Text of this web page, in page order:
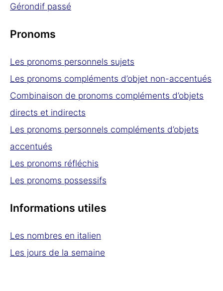
Gérondif passé
Pronoms
Les pronoms personnels sujets
Les pronoms compléments d’objet non-accentués
Combinaison de pronoms compléments d’objets
directs et indirects
Les pronoms personnels compléments d’objets
accentués
Les pronoms réfléchis
Les pronoms possessifs
Informations utiles
Les nombres en italien
Les jours de la semaine